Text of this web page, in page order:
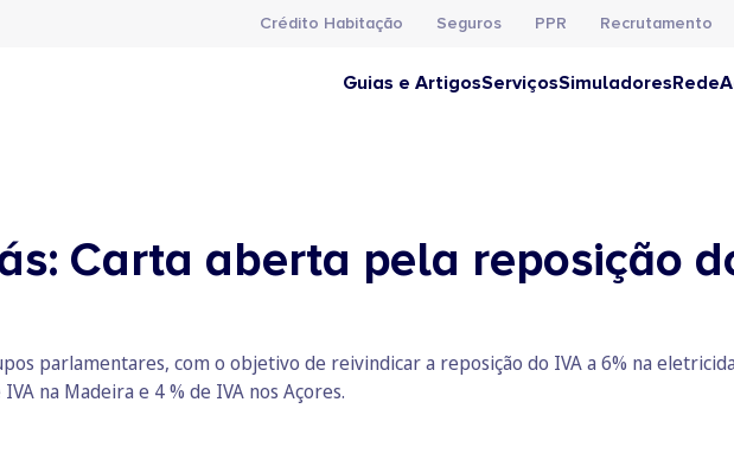
Crédito Habitação Seguros PPR Recrutamento
Guias e ArtigosServiçosSimuladoresRede
Carta aberta pela reposição
parlamentares, com o objetivo de reivindicar a reposição do IVA a 6% na
na Madeira e 4 % de IVA nos Açores.